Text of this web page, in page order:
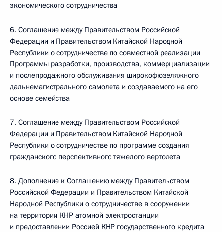
экономического сотрудничества
6. Соглашение между Правительством Российской
Федерации и Правительством Китайской Народной
Республики о сотрудничестве по совместной реализации
Программы разработки, производства, коммерциализации
и послепродажного обслуживания широкофюзеляжного
дальнемагистрального самолета и создаваемого на его
основе семейства
7. Соглашение между Правительством Российской
Федерации и Правительством Китайской Народной
Республики о сотрудничестве по программе создания
гражданского перспективного тяжелого вертолета
8. Дополнение к Соглашению между Правительством
Российской Федерации и Правительством Китайской
Народной Республики о сотрудничестве в сооружении
на территории КНР атомной электростанции
и предоставлении Россией КНР государственного кредита